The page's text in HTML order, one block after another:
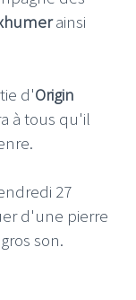
ainsi
d'Origin
à tous qu'il
27
d'une pierre
son.